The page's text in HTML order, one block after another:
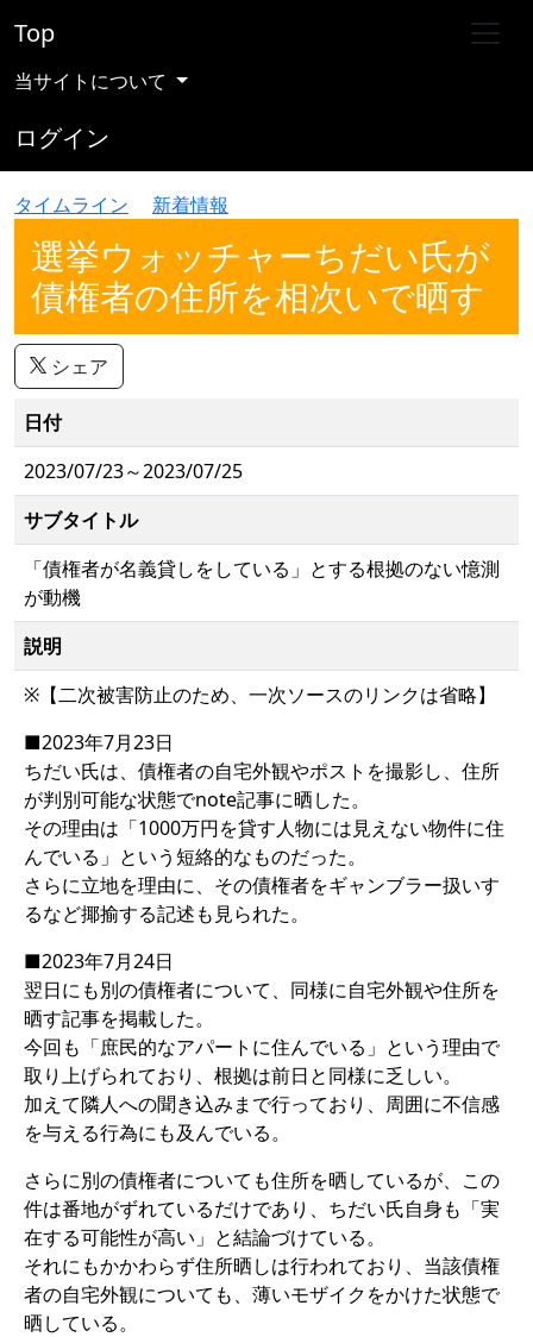
Top
当サイトについて
ログイン
タイムライン 新着情報
選挙ウォッチャーちだい氏が
債権者の住所を相次いで晒す
シェア
日付
2023/07/23～2023/07/25
サブタイトル
「債権者が名義貸しをしている」とする根拠のない憶測
が動機
説明
※【二次被害防止のため、一次ソースのリンクは省略】
■2023年7月23日
ちだい氏は、債権者の自宅外観やポストを撮影し、住所
が判別可能な状態でnote記事に晒した。
その理由は「1000万円を貸す人物には見えない物件に住
んでいる」という短絡的なものだった。
さらに立地を理由に、その債権者をギャンブラー扱いす
るなど揶揄する記述も見られた。
■2023年7月24日
翌日にも別の債権者について、同様に自宅外観や住所を
晒す記事を掲載した。
今回も「庶民的なアパートに住んでいる」という理由で
取り上げられており、根拠は前日と同様に乏しい。
加えて隣人への聞き込みまで行っており、周囲に不信感
を与える行為にも及んでいる。
さらに別の債権者についても住所を晒しているが、この
件は番地がずれているだけであり、ちだい氏自身も「実
在する可能性が高い」と結論づけている。
それにもかかわらず住所晒しは行われており、当該債権
者の自宅外観についても、薄いモザイクをかけた状態で
晒している。